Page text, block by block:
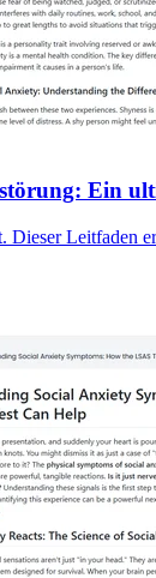
Ein
Dieser Leitfaden